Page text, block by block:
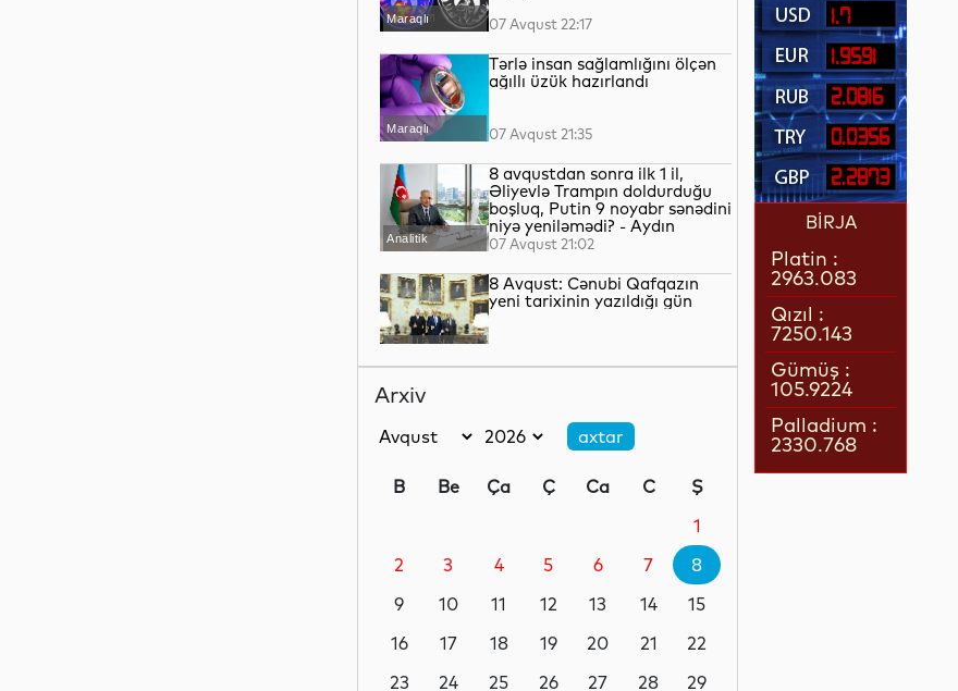
Maraqlı 07 Avqust 22:17
Maraqlı
Tərlə insan sağlamlığını ölçən
ağıllı üzük hazırlandı
07 Avqust 21:35
Analitik
8 avqustdan sonra ilk 1 il,
Əliyevlə Trampın doldurduğu
boşluq, Putin 9 noyabr sənədini
niyə yeniləmədi? - Aydın
QULİYEV yazır...
07 Avqust 21:02
Siyasət
8 Avqust: Cənubi Qafqazın
yeni tarixinin yazıldığı gün
konturları
Siyasət
Paşinyan niyə üzr istəmişdi?
07 Avqust 20:41
Dünya
ÜST legioner xəstəliyinin
07 Avqust 20:17
Arxiv
B Be Ça Ç Ca C
Ş
1
2
3 4 5 6 7
8
9
10 11 12 13 14
15
16
17 18 19 20 21
22
23
24 25 26 27 28
29
1.7
1.9591
2.0816
0.0356
2.2873
BİRJA
Platin :
2963.083
Qızıl :
7250.143
Gümüş :
105.9224
Palladium :
2330.768